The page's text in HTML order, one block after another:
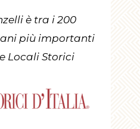
è tra i 200
più importanti
Locali Storici